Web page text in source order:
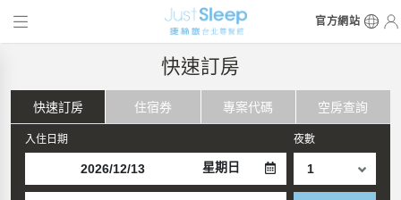
官方網站
快速訂房
快速訂房 住宿券 專案代碼 空房查詢
入住日期
星期日
夜數